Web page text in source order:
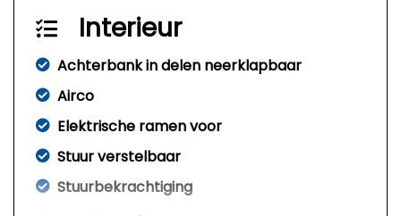
Interieur
Achterbank in delen neerklapbaar
Airco
Elektrische ramen voor
Stuur verstelbaar
Stuurbekrachtiging